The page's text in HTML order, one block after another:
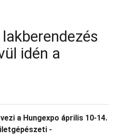
idén a
a Hungexpo április 10-14.
-